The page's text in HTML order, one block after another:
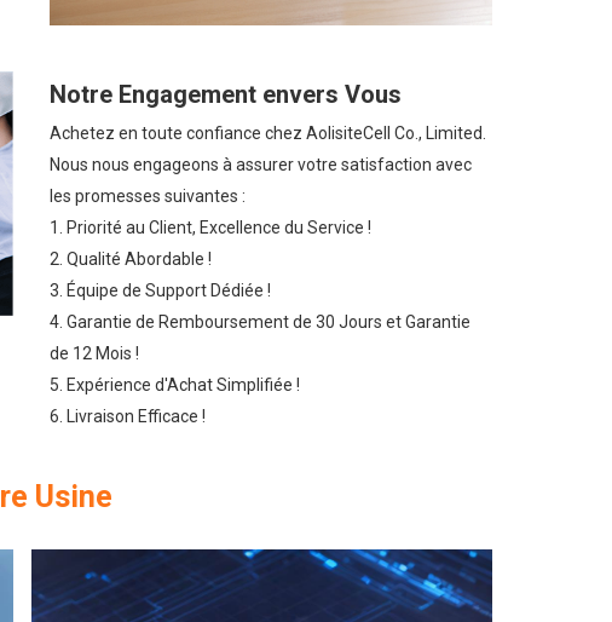
Notre Engagement envers Vous
Achetez en toute confiance chez AolisiteCell Co., Limited.
Nous nous engageons à assurer votre satisfaction avec
les promesses suivantes :
1. Priorité au Client, Excellence du Service !
2. Qualité Abordable !
3. Équipe de Support Dédiée !
4. Garantie de Remboursement de 30 Jours et Garantie
de 12 Mois !
5. Expérience d'Achat Simplifiée !
6. Livraison Efficace !
Usine